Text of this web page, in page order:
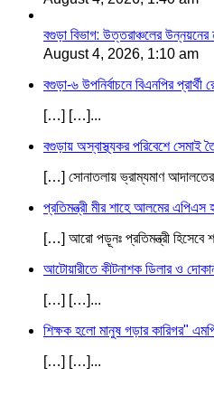
বগুড়া বিভাগ: উত্তরাঞ্চলের
August 4, 2026, 1:10 am
বগুড়া-৬ উপনির্বাচনে বিএনপির
[…] […]...
বগুড়ায় অস্বাস্থ্যকর পরিবেশে সেমাই
[…] সোনাতলায় ভ্রাম্যমাণ
প্রতিমন্ত্রী মীর শাহে আলমের
[…] আরো পড়ূনঃ প্রতিমন্ত্রী হিসেবে
আটোয়ারীতে কীটনাশক ডিলার ও
[…] […]...
শিক্ষক হলো মানুষ গড়ার কারিগর"
[…] […]...